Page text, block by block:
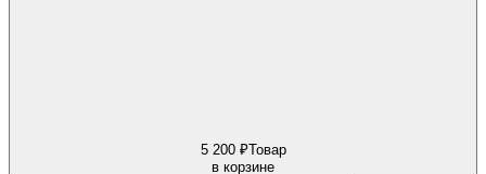
5 200 ₽Товар
в корзине